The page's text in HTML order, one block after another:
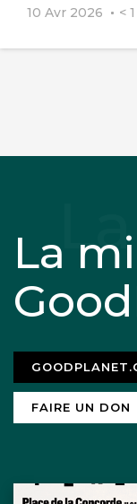
10 Avr 2026 < 1
La
FAIRE UN DON